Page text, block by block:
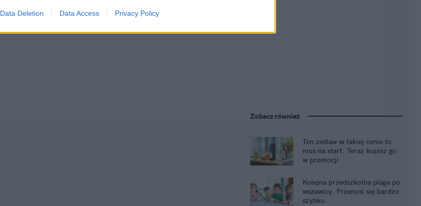
Data Deletion Data Access Privacy Policy
Zobacz również
Ten zestaw w takiej cenie to
mus na start. Teraz kupisz go
w promocji
Kolejna przedszkolna plaga po
wszawicy. Przenosi się bardzo
szybko